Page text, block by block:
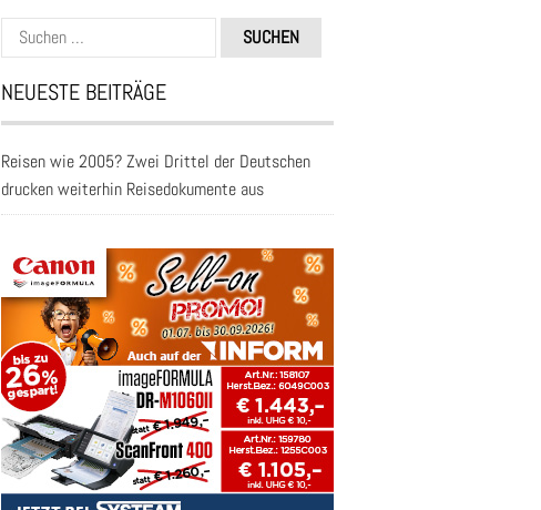
Suchen
nach:
NEUESTE BEITRÄGE
Reisen wie 2005? Zwei Drittel der Deutschen
drucken weiterhin Reisedokumente aus